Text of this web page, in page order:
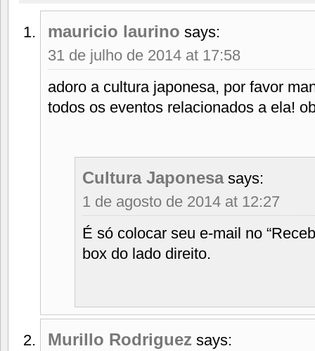
mauricio laurino says:
31 de julho de 2014 at 17:58
adoro a cultura japonesa, por favor
todos os eventos relacionados a ela!
Cultura Japonesa says:
1 de agosto de 2014 at 12:27
É só colocar seu e-mail no
box do lado direito.
Murillo Rodriguez says: